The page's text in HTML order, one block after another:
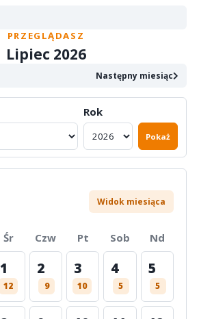
PRZEGLĄDASZ
Lipiec 2026
Następny miesiąc
Rok
Pokaż
Widok miesiąca
Śr Czw Pt Sob Nd
1
12
2
9
3
10
4
5
5
5